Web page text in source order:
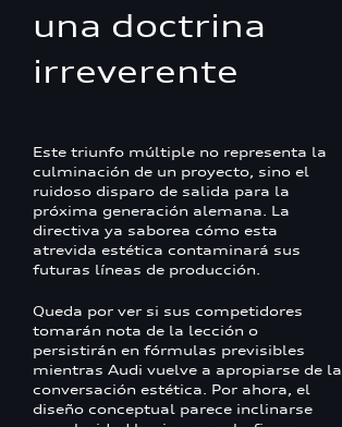
una doctrina
irreverente
Este triunfo múltiple no representa la
culminación de un proyecto, sino el
ruidoso disparo de salida para la
próxima generación alemana. La
directiva ya saborea cómo esta
atrevida estética contaminará sus
futuras líneas de producción.
Queda por ver si sus competidores
tomarán nota de la lección o
persistirán en fórmulas previsibles
mientras Audi vuelve a apropiarse de la
conversación estética. Por ahora, el
diseño conceptual parece inclinarse